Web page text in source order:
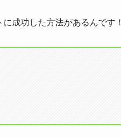
成功した方法があるんです！